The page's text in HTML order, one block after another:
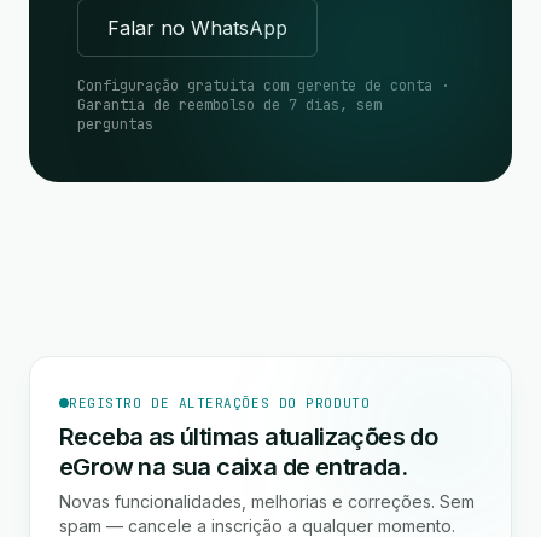
Falar no WhatsApp
Configuração gratuita com gerente de conta ·
Garantia de reembolso de 7 dias, sem
perguntas
REGISTRO DE ALTERAÇÕES DO PRODUTO
Receba as últimas atualizações do
eGrow na sua caixa de entrada.
Novas funcionalidades, melhorias e correções. Sem
spam — cancele a inscrição a qualquer momento.